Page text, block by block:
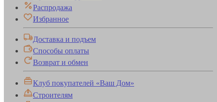
Распродажа
Избранное
Доставка и подъем
Способы оплаты
Возврат и обмен
Клуб покупателей «Ваш Дом»
Строителям